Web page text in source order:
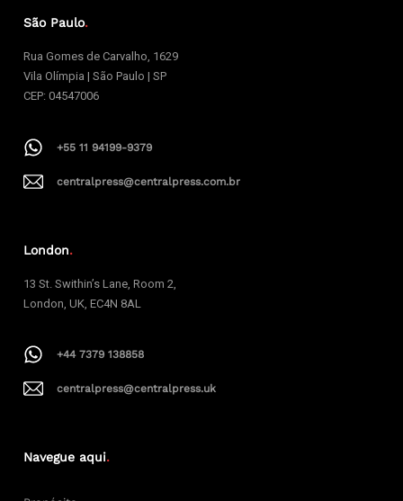
São Paulo.
Rua Gomes de Carvalho, 1629
Vila Olímpia | São Paulo | SP
CEP: 04547006
+55 11 94199-9379
centralpress@centralpress.com.br
London.
13 St. Swithin’s Lane, Room 2,
London, UK, EC4N 8AL
+44 7379 138858
centralpress@centralpress.uk
Navegue aqui.